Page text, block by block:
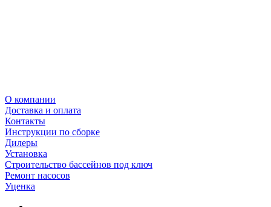
О компании
Доставка и оплата
Контакты
Инструкции по сборке
Дилеры
Установка
Строительство бассейнов под ключ
Ремонт насосов
Уценка